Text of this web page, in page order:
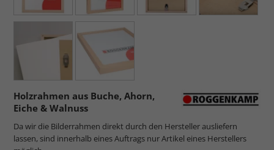
Holzrahmen aus Buche, Ahorn,
Eiche & Walnuss
Da wir die Bilderrahmen direkt durch den Hersteller ausliefern
lassen, sind innerhalb eines Auftrags nur Artikel eines Herstellers